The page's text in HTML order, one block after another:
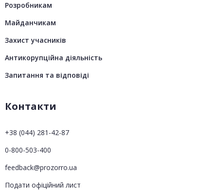
Розробникам
Майданчикам
Захист учасників
Антикорупційна діяльність
Запитання та відповіді
Контакти
+38 (044) 281-42-87
0-800-503-400
feedback@prozorro.ua
Подати офіційний лист